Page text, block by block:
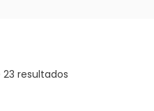
23 resultados